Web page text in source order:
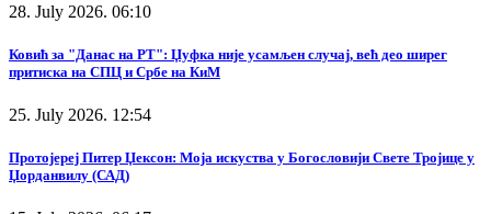
28. July 2026. 06:10
Ковић за "Данас на РТ": Џуфка није усамљен случај, већ део ширег
притиска на СПЦ и Србе на КиМ
25. July 2026. 12:54
Протојереј Питер Џексон: Моја искуства у Богословији Свете Тројице у
Џорданвилу (САД)